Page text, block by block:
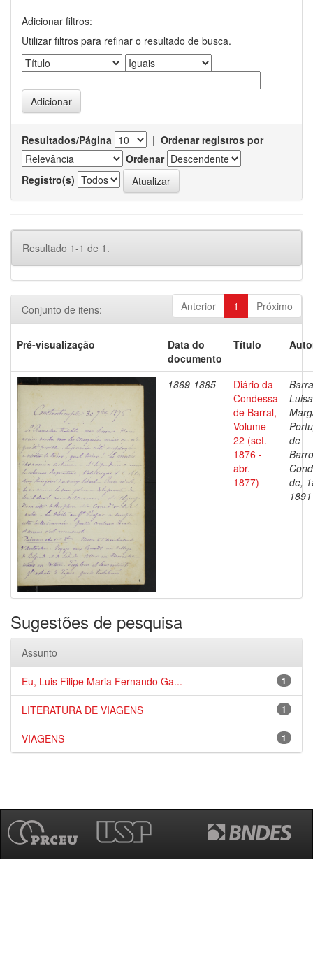
Adicionar filtros:
Utilizar filtros para refinar o resultado de busca.
Resultados/Página | Ordenar registros por
Ordenar
Registro(s)
Resultado 1-1 de 1.
Anterior 1 Próximo
Conjunto de itens:
Pré-visualização
Data do
documento
Título
1869-1885
Diário da
Condessa
de Barral,
Volume
22 (set.
1876 -
abr.
1877)
Luisa
de
de,
1891
Sugestões de pesquisa
Assunto
1
Eu, Luis Filipe Maria Fernando Ga...
1
LITERATURA DE VIAGENS
1
VIAGENS